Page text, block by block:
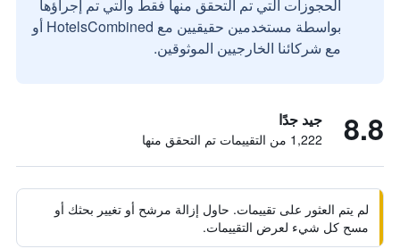
الحجوزات التي تم التحقق منها فقط والتي تم إجراؤها
بواسطة مستخدمين حقيقيين مع HotelsCombined أو
مع شركائنا الخارجيين الموثوقين.
8.8 جيد جدًا
1,222 من التقييمات تم التحقق منها
لم يتم العثور على تقييمات. حاول إزالة مرشح أو تغيير بحثك أو
مسح كل شيء لعرض التقييمات.